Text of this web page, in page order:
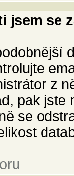
jsem se
z
pak jste
se